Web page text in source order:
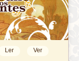
Ler Ver